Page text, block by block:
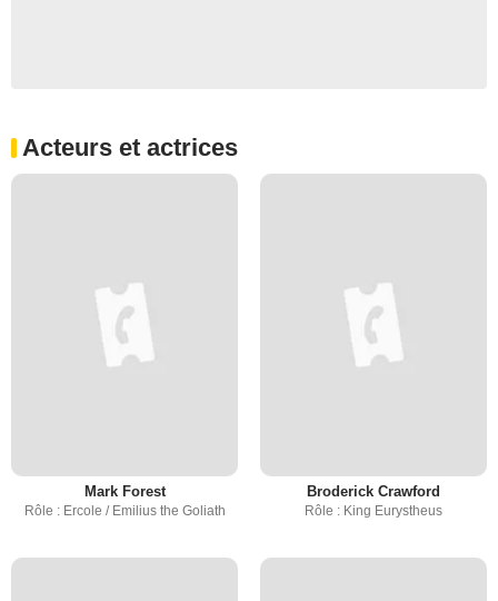
Acteurs et actrices
Mark Forest
Rôle : Ercole / Emilius the Goliath
Broderick Crawford
Rôle : King Eurystheus